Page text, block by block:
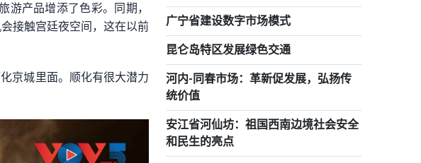
游产品增添了色彩。同期，
接触宫廷夜空间，这在以前
京城里面。顺化有很大潜力
广宁省建设数字市场模式
昆仑岛特区发展绿色交通
河内-同春市场：革新促发展，弘扬传
统价值
安江省河仙坊：祖国西南边境社会安全
和民生的亮点